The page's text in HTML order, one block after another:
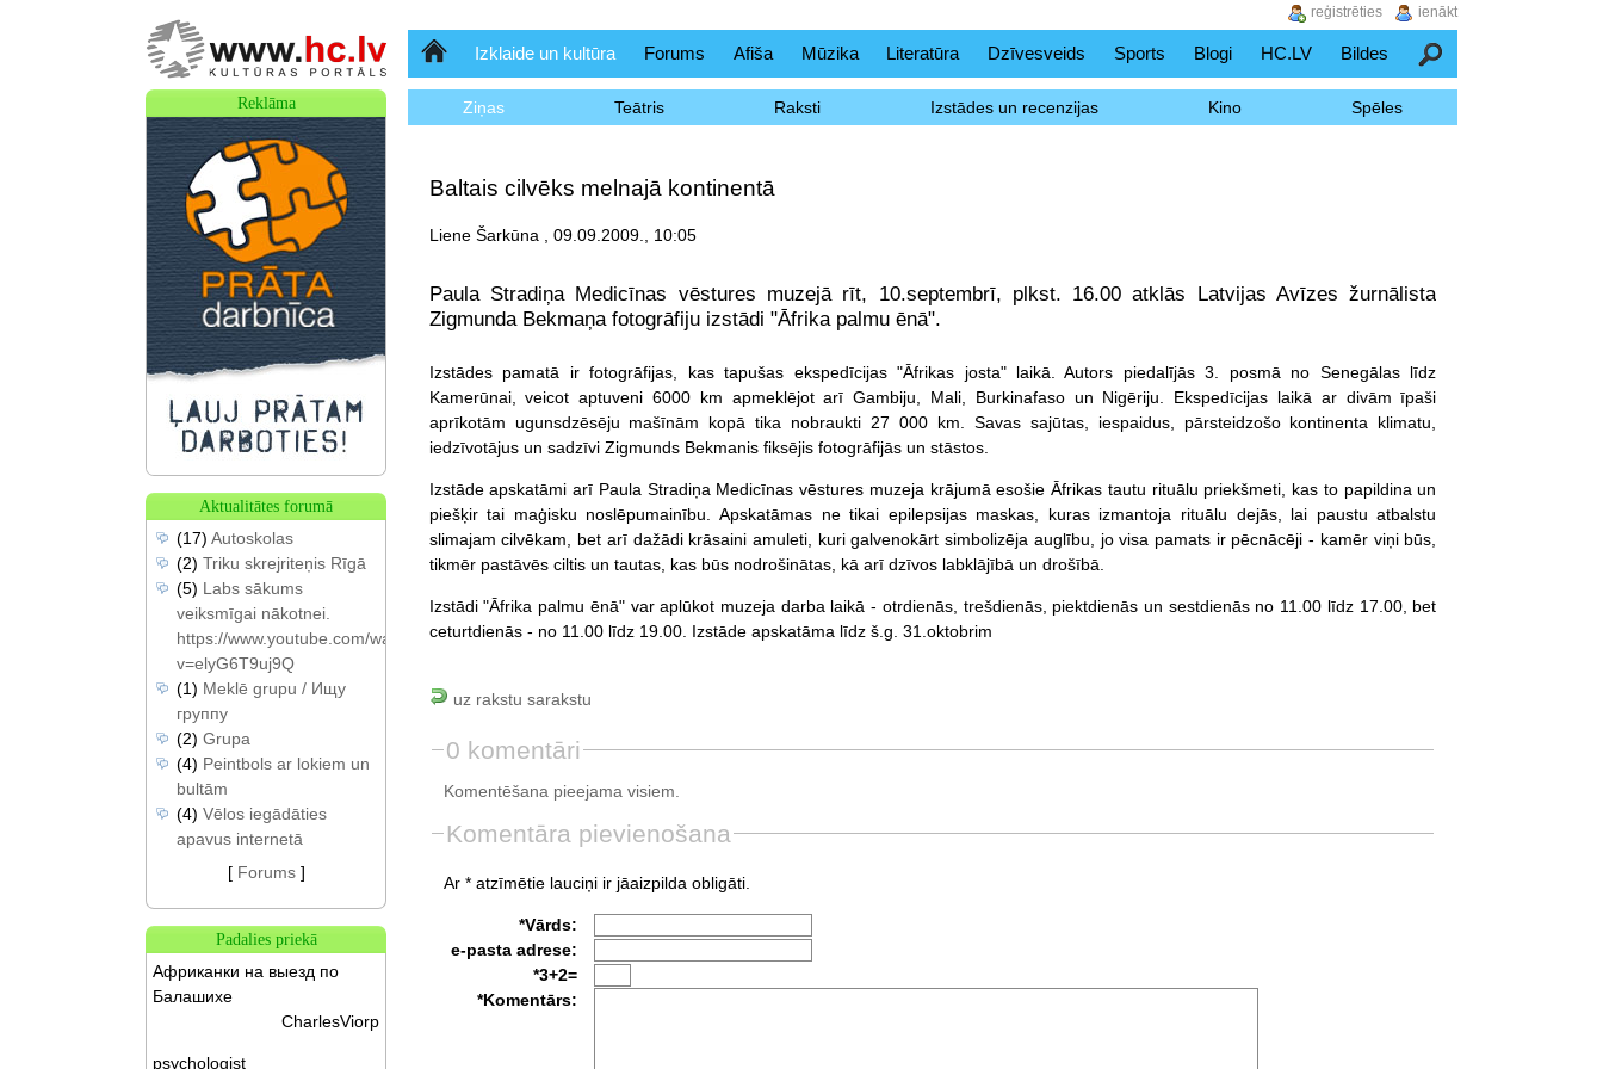
SākumlapaIzklaide un kultūra Forums Afiša Mūzika Literatūra Dzīvesveids Sports Blogi HC.LV Bildes Meklēšana
Ziņas Teātris Raksti Izstādes un recenzijas Kino Spēles
Baltais cilvēks melnajā kontinentā
Liene Šarkūna , 09.09.2009., 10:05
Paula Stradiņa Medicīnas vēstures muzejā rīt, 10.septembrī, plkst. 16.00 atklās Latvijas Avīzes žurnālista
Zigmunda Bekmaņa fotogrāfiju izstādi "Āfrika palmu ēnā".
Izstādes pamatā ir fotogrāfijas, kas tapušas ekspedīcijas "Āfrikas josta" laikā. Autors piedalījās 3. posmā no Senegālas līdz
Kamerūnai, veicot aptuveni 6000 km apmeklējot arī Gambiju, Mali, Burkinafaso un Nigēriju. Ekspedīcijas laikā ar divām īpaši
aprīkotām ugunsdzēsēju mašīnām kopā tika nobraukti 27 000 km. Savas sajūtas, iespaidus, pārsteidzošo kontinenta klimatu,
iedzīvotājus un sadzīvi Zigmunds Bekmanis fiksējis fotogrāfijās un stāstos.
Izstāde apskatāmi arī Paula Stradiņa Medicīnas vēstures muzeja krājumā esošie Āfrikas tautu rituālu priekšmeti, kas to papildina un
piešķir tai maģisku noslēpumainību. Apskatāmas ne tikai epilepsijas maskas, kuras izmantoja rituālu dejās, lai paustu atbalstu
slimajam cilvēkam, bet arī dažādi krāsaini amuleti, kuri galvenokārt simbolizēja auglību, jo visa pamats ir pēcnācēji - kamēr viņi būs,
tikmēr pastāvēs ciltis un tautas, kas būs nodrošinātas, kā arī dzīvos labklājībā un drošībā.
Izstādi "Āfrika palmu ēnā" var aplūkot muzeja darba laikā - otrdienās, trešdienās, piektdienās un sestdienās no 11.00 līdz 17.00, bet
ceturtdienās - no 11.00 līdz 19.00. Izstāde apskatāma līdz š.g. 31.oktobrim
uz rakstu sarakstu
0 komentāri
Komentēšana pieejama visiem.
Komentāra pievienošana
Ar * atzīmētie lauciņi ir jāaizpilda obligāti.
*Vārds:
e-pasta adrese:
*3+2=
*Komentārs:
Reklāma
Aktualitātes forumā
(17) Autoskolas
(2) Triku skrejriteņis Rīgā
(5) Labs sākums
veiksmīgai nākotnei.
https://www.youtube.com/watch?
v=elyG6T9uj9Q
(1) Meklē grupu / Ищу
группу
(2) Grupa
(4) Peintbols ar lokiem un
bultām
(4) Vēlos iegādāties
apavus internetā
[ Forums]
Padalies priekā
Африканки на выезд по
Балашихе
CharlesViorp
psychologist
ienākt
reģistrēties